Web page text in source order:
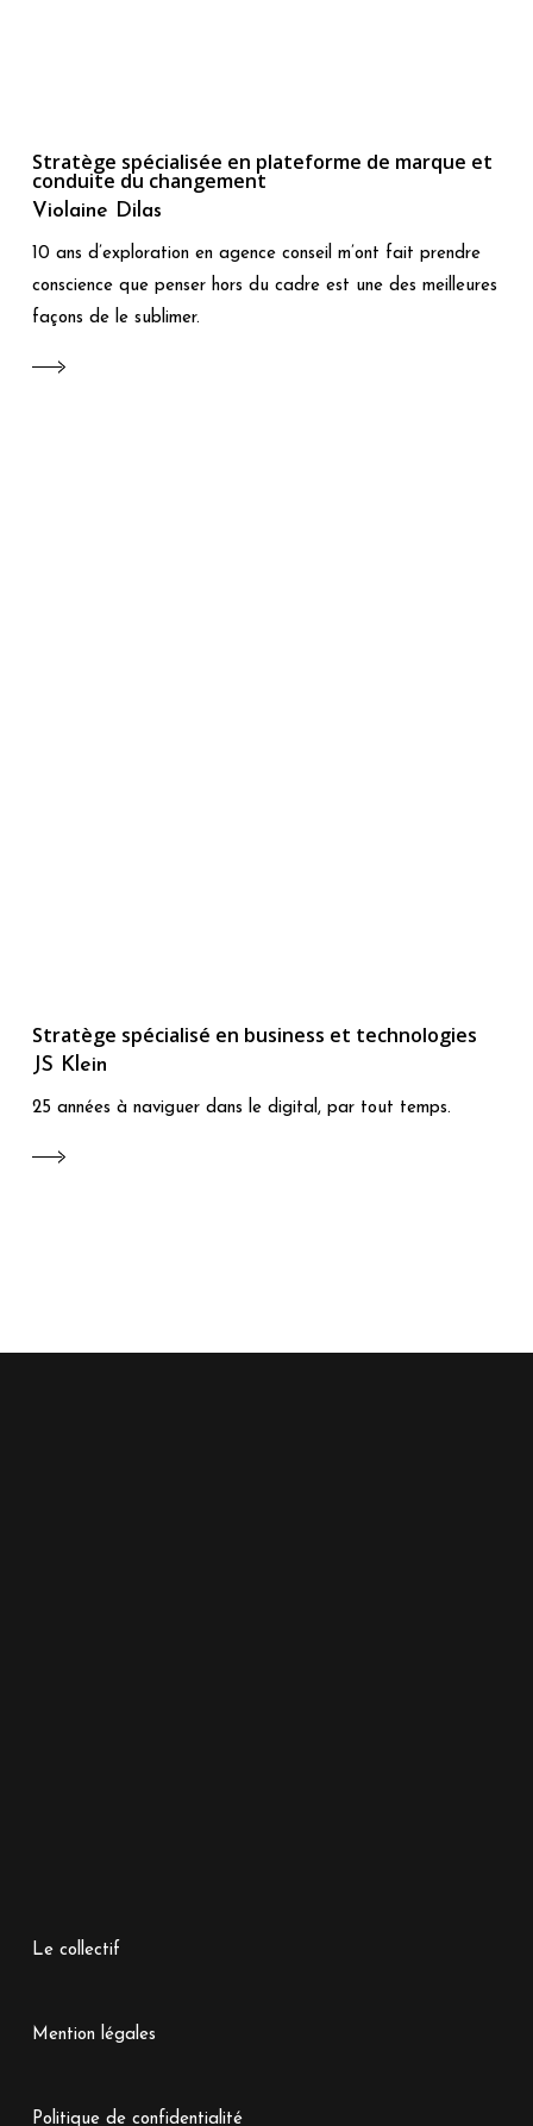
Stratège spécialisée en plateforme de marque et
conduite du changement
Violaine Dilas
10 ans d’exploration en agence conseil m’ont fait prendre
conscience que penser hors du cadre est une des meilleures
façons de le sublimer.
Stratège spécialisé en business et technologies
JS Klein
25 années à naviguer dans le digital, par tout temps.
Le collectif
Mention légales
Politique de confidentialité